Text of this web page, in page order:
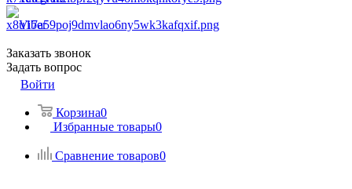
Viber
Заказать звонок
Задать вопрос
Войти
Корзина0
Избранные товары0
Сравнение товаров0